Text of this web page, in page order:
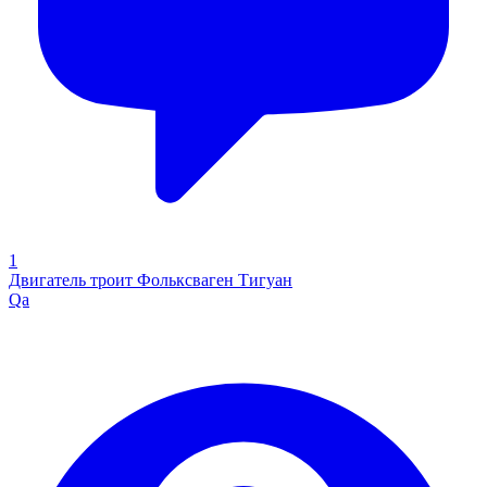
1
Двигатель троит Фольксваген Тигуан
Qa